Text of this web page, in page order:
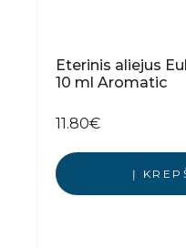
Eterinis aliejus
10 ml Aromatic
11.80€
Į